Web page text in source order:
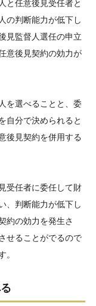
と任意後見受任者と
の判断能力が低下し
見監督人選任の申立
意後見契約の効力が
を選べることと、委
自分で決められると
後見契約を併用する
受任者に委任して財
、判断能力が低下し
約の効力を発生さ
せることがでるので
。